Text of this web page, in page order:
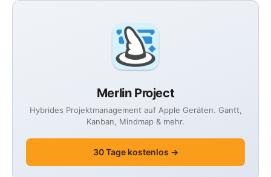
Merlin Project
Hybrides Projektmanagement auf Apple Geräten. Gantt,
Kanban, Mindmap & mehr.
30 Tage kostenlos →